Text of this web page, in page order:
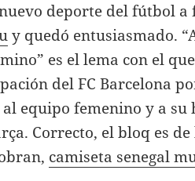
deporte del fútbol a
y quedó entusiasmado.
es el lema con el
del FC Barcelona
equipo femenino y a
Correcto, el bloq es
camiseta senegal